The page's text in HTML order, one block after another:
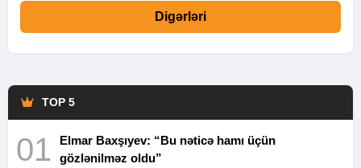
Digərləri
TOP 5
01
Elmar Baxşıyev: “Bu nəticə hamı üçün
gözlənilməz oldu”